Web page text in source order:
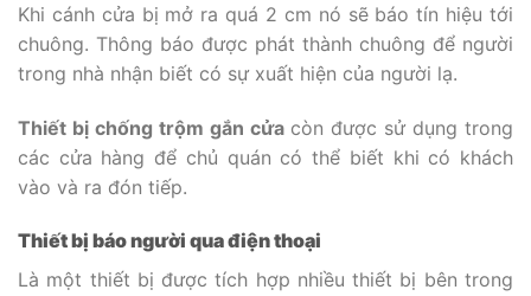
Khi cánh cửa bị mở ra quá 2 cm nó sẽ báo tín hiệu tới
chuông. Thông báo được phát thành chuông để người
trong nhà nhận biết có sự xuất hiện của người lạ.
Thiết bị chống trộm gắn cửacòn được sử dụng trong
các cửa hàng để chủ quán có thể biết khi có khách
vào và ra đón tiếp.
Thiết bị báo người qua điện thoại
Là một thiết bị được tích hợp nhiều thiết bị bên trong